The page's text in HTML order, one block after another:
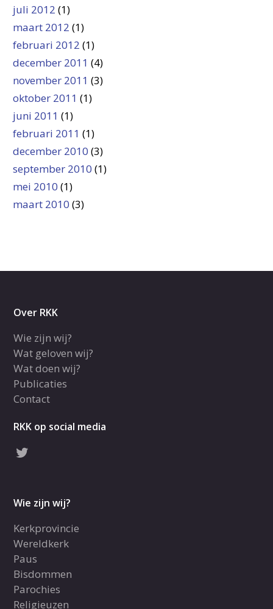
juli 2012 (1)
maart 2012 (1)
februari 2012 (1)
december 2011 (4)
november 2011 (3)
oktober 2011 (1)
juni 2011 (1)
februari 2011 (1)
december 2010 (3)
september 2010 (1)
mei 2010 (1)
maart 2010 (3)
Over RKK
Wie zijn wij?
Wat geloven wij?
Wat doen wij?
Publicaties
Contact
RKK op social media
Wie zijn wij?
Kerkprovincie
Wereldkerk
Paus
Bisdommen
Parochies
Religieuzen